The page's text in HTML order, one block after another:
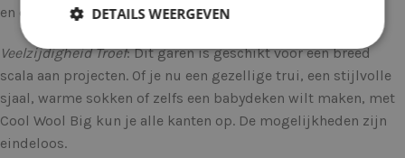
en duurzaam is.
Veelzijdigheid Troef: Dit garen is geschikt voor een breed
scala aan projecten. Of je nu een gezellige trui, een stijlvolle
sjaal, warme sokken of zelfs een babydeken wilt maken, met
Cool Wool Big kun je alle kanten op. De mogelijkheden zijn
eindeloos.
DETAILS WEERGEVEN